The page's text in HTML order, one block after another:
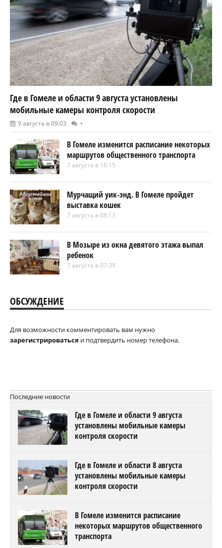
Где в Гомеле и области 9 августа установлены
мобильные камеры контроля скорости
9 августа в 09:03 +
В Гомеле изменится расписание некоторых
маршрутов общественного транспорта
7 августа в 18:15
Мурчащий уик-энд. В Гомеле пройдет
выставка кошек
7 августа в 08:13
В Мозыре из окна девятого этажа выпал
ребенок
7 августа в 07:39
ОБСУЖДЕНИЕ
Для возможности комментировать вам нужно
зарегистрироваться и подтвердить номер телефона.
Последние новости
Где в Гомеле и области 9 августа
установлены мобильные камеры
контроля скорости
Где в Гомеле и области 8 августа
установлены мобильные камеры
контроля скорости
В Гомеле изменится расписание
некоторых маршрутов общественного
транспорта